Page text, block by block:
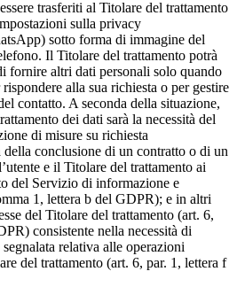
trasferiti al Titolare del trattamento
sulla privacy
sotto forma di immagine del
Il Titolare del trattamento potrà
fornire altri dati personali solo quando
alla sua richiesta o per gestire
contatto. A seconda della situazione,
dei dati sarà la necessità del
di misure su richiesta
della conclusione di un contratto o di un
e il Titolare del trattamento ai
del Servizio di informazione e
1, lettera b del GDPR); e in altri
del Titolare del trattamento (art. 6,
consistente nella necessità di
relativa alle operazioni
del trattamento (art. 6, par. 1, lettera f